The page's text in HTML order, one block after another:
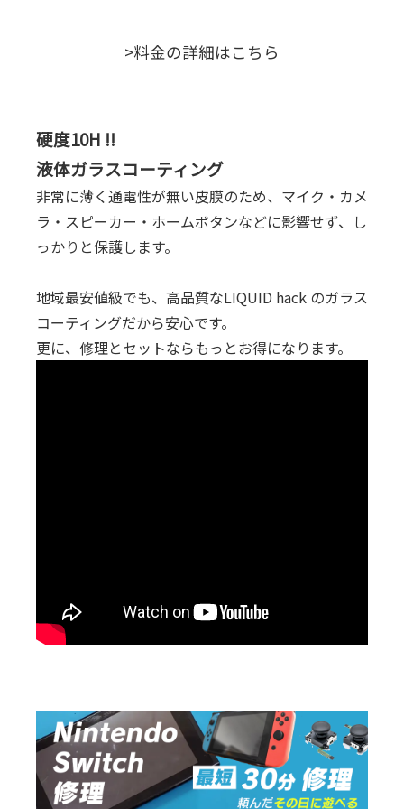
>料金の詳細はこちら
硬度10H !!
液体ガラスコーティング
非常に薄く通電性が無い皮膜のため、マイク・カメ
ラ・スピーカー・ホームボタンなどに影響せず、し
っかりと保護します。
地域最安値級でも、高品質なLIQUID hack のガラス
コーティングだから安心です。
更に、修理とセットならもっとお得になります。